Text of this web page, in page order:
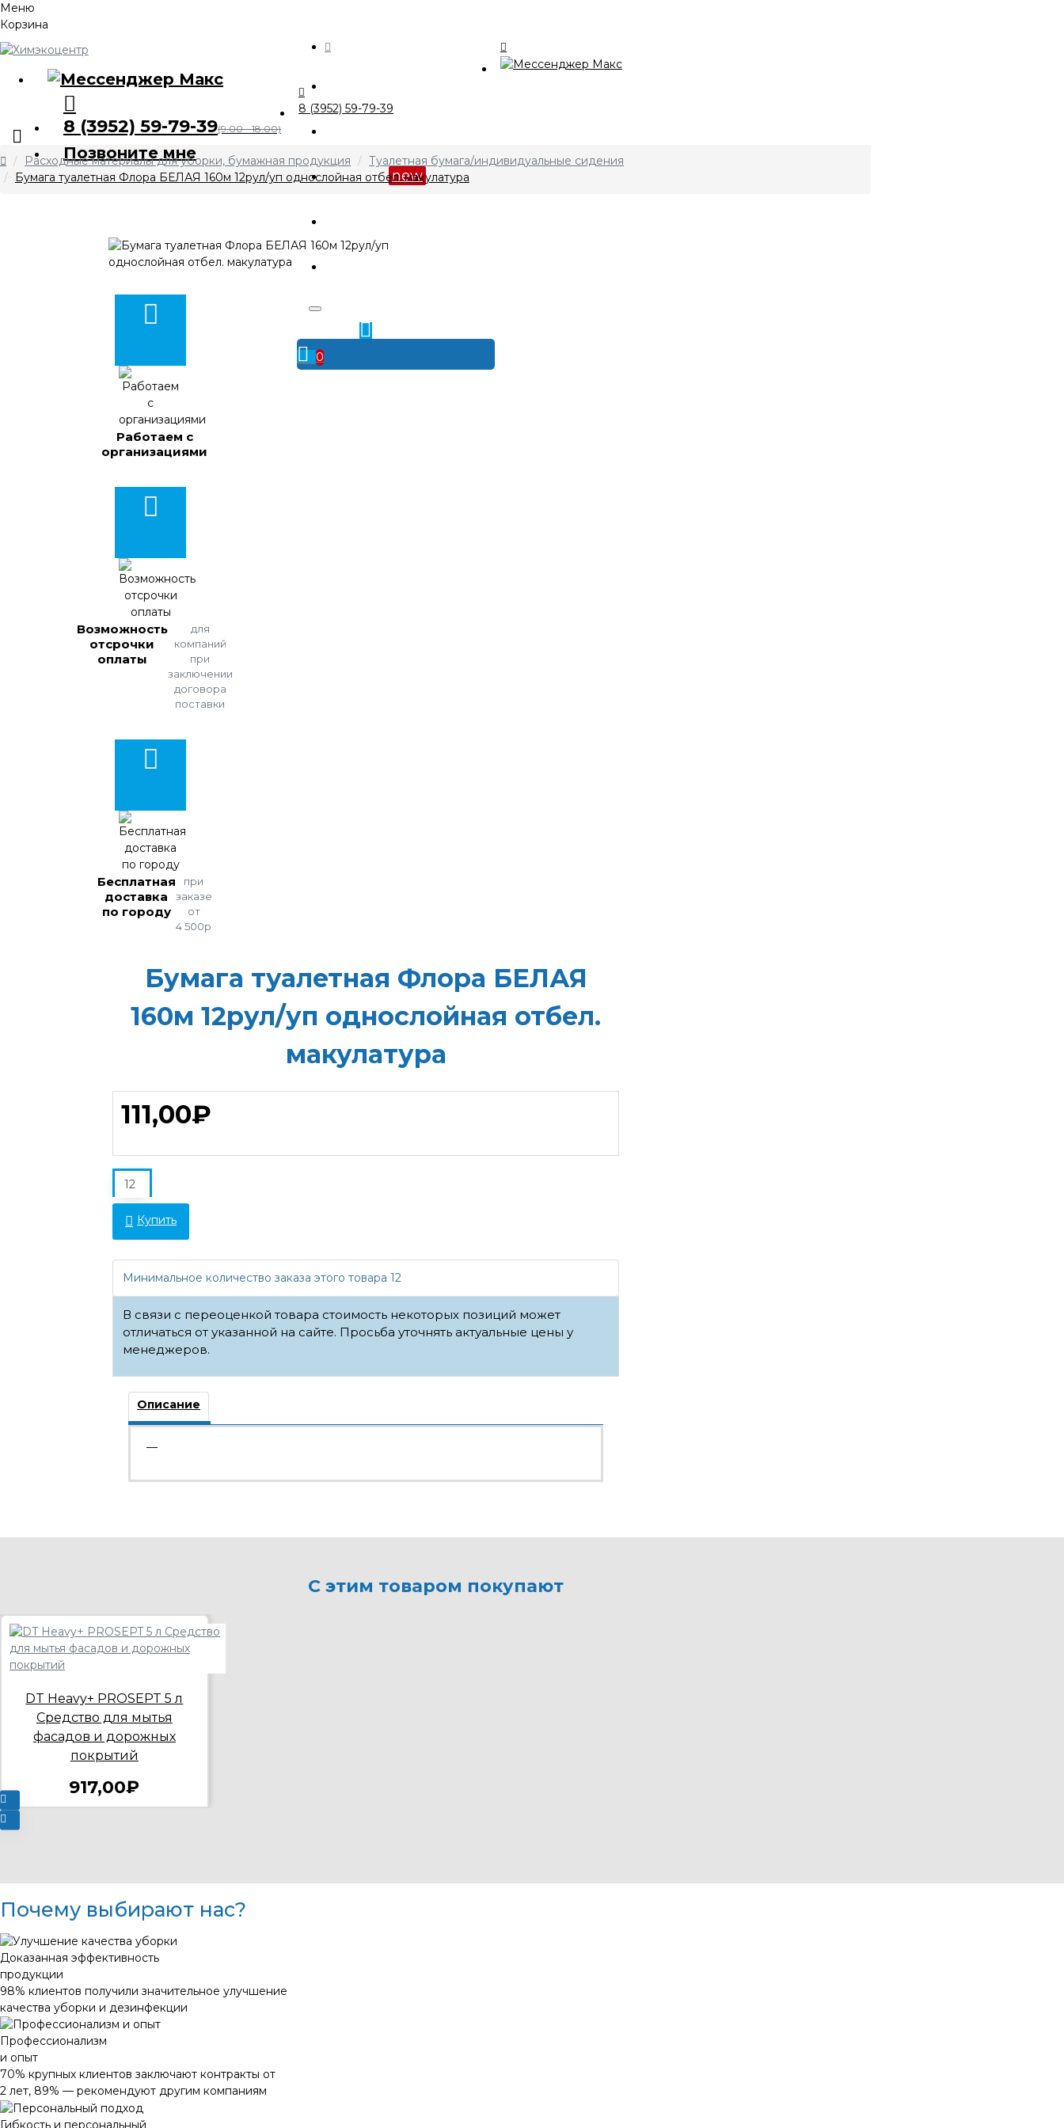
Меню
Корзина
8 (3952) 59-79-39(9.00 - 18.00)
Позвоните мне
Акции new
0
8 (3952) 59-79-39
Расходные материалы для уборки, бумажная продукция
Туалетная бумага/индивидуальные сидения
Бумага туалетная Флора БЕЛАЯ 160м 12рул/уп однослойная отбел. макулатура
Работаем с
организациями
Возможность
отсрочки
оплаты
для
компаний
при
заключении
договора
поставки
Бесплатная
доставка
по городу
при
заказе
от
4 500р
Бумага туалетная Флора БЕЛАЯ
160м 12рул/уп однослойная отбел.
макулатура
111,00₽
Купить
Минимальное количество заказа этого товара 12
В связи с переоценкой товара стоимость некоторых позиций может
отличаться от указанной на сайте. Просьба уточнять актуальные цены у
менеджеров.
Описание
—
С этим товаром покупают
DT Heavy+ PROSEPT 5 л
Средство для мытья
фасадов и дорожных
покрытий
917,00₽
Почему выбирают нас?
Доказанная эффективность
продукции
98% клиентов получили значительное улучшение
качества уборки и дезинфекции
Профессионализм
и опыт
70% крупных клиентов заключают контракты от
2 лет, 89% — рекомендуют другим компаниям
Гибкость и персональный